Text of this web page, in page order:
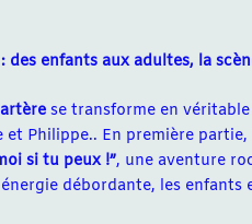
enfants aux adultes, la
se transforme en
Philippe.. En première partie,
si tu peux !”, une aventure
débordante, les